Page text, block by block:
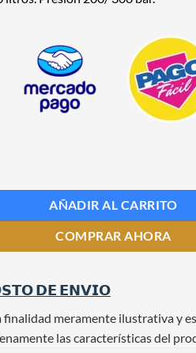
AÑADIR AL CARRITO
COMPRAR AHORA
𝗗𝗘 𝗘𝗡𝗩𝗜𝗢
finalidad meramente ilustrativa y
las características del